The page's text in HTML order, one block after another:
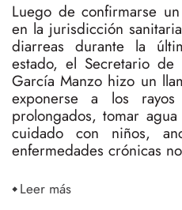
Luego de confirmarse
en la jurisdicción
diarreas durante la
estado, el Secretario
García Manzo hizo un
exponerse a los
prolongados, tomar
cuidado con niños,
enfermedades crónicas
Leer más